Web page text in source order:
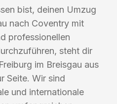
bist, deinen Umzug
nach Coventry mit
professionellen
steht dir
im Breisgau aus
Seite. Wir sind
und internationale